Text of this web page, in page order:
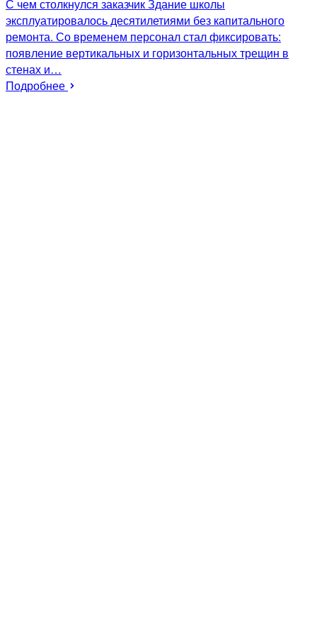
С чем столкнулся заказчик Здание школы
эксплуатировалось десятилетиями без капитального
ремонта. Со временем персонал стал фиксировать:
появление вертикальных и горизонтальных трещин в
стенах и…
Подробнее